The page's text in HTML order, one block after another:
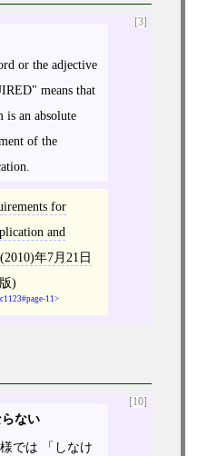
[3]
or the adjective
means that
is an absolute
of the
for
and
年7月21日
版)
11
[10]
ない
では
しなけ